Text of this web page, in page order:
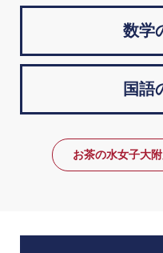
数学
国語
お茶の水女子大